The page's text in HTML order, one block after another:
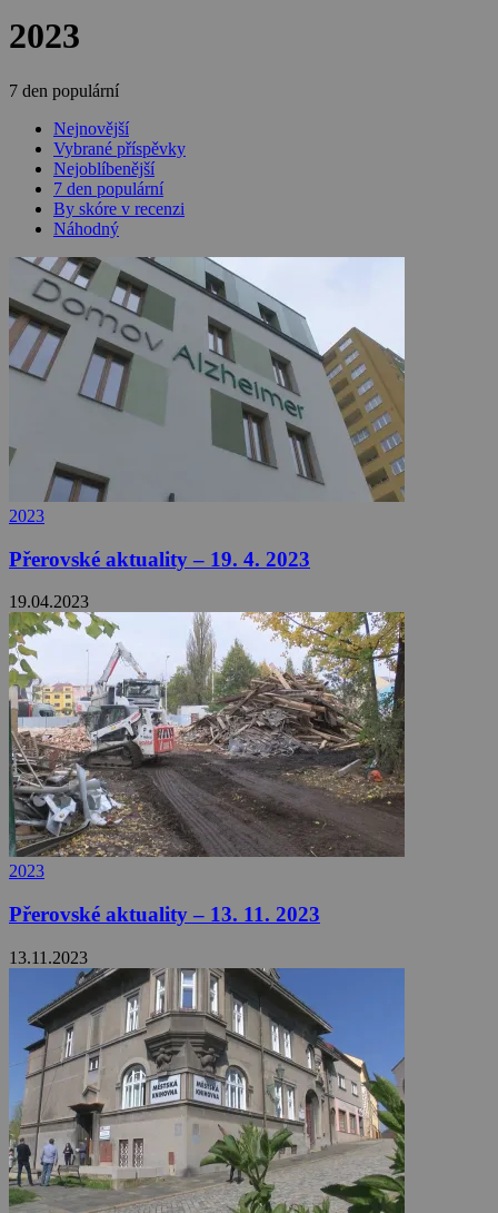
2023
7 den populární
Nejnovější
Vybrané příspěvky
Nejoblíbenější
7 den populární
By skóre v recenzi
Náhodný
2023
Přerovské aktuality – 19. 4. 2023
19.04.2023
2023
Přerovské aktuality – 13. 11. 2023
13.11.2023